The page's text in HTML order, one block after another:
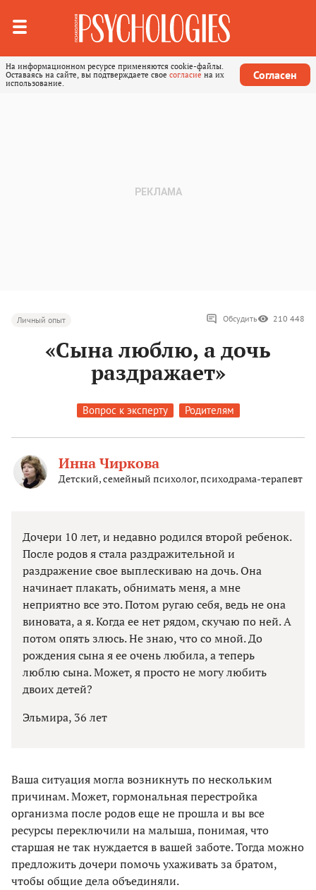
На информационном ресурсе применяются cookie-файлы.
Оставаясь на сайте, вы подтверждаете свое согласие на их
использование.
Согласен
Личный опыт Обсудить 210 448
«Сына люблю, а дочь
раздражает»
Вопрос к эксперту Родителям
Инна Чиркова
Детский, семейный психолог, психодрама-терапевт
Дочери 10 лет, и недавно родился второй ребенок.
После родов я стала раздражительной и
раздражение свое выплескиваю на дочь. Она
начинает плакать, обнимать меня, а мне
неприятно все это. Потом ругаю себя, ведь не она
виновата, а я. Когда ее нет рядом, скучаю по ней. А
потом опять злюсь. Не знаю, что со мной. До
рождения сына я ее очень любила, а теперь
люблю сына. Может, я просто не могу любить
двоих детей?
Эльмира, 36 лет
Ваша ситуация могла возникнуть по нескольким
причинам. Может, гормональная перестройка
организма после родов еще не прошла и вы все
ресурсы переключили на малыша, понимая, что
старшая не так нуждается в вашей заботе. Тогда можно
предложить дочери помочь ухаживать за братом,
чтобы общие дела объединяли.